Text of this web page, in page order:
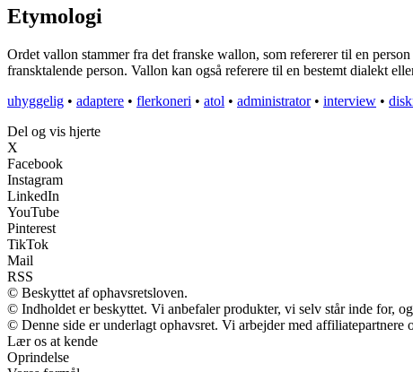
Etymologi
Ordet vallon stammer fra det franske wallon, som refererer til en
fransktalende person. Vallon kan også referere til en bestemt dialekt
uhyggelig • adaptere • flerkoneri • atol • administrator• interview •
Del og vis hjerte
X
Facebook
Instagram
LinkedIn
YouTube
Pinterest
TikTok
Mail
RSS
© Beskyttet af ophavsretsloven.
© Indholdet er beskyttet. Vi anbefaler produkter, vi selv står inde for,
© Denne side er underlagt ophavsret. Vi arbejder med
Lær os at kende
Oprindelse